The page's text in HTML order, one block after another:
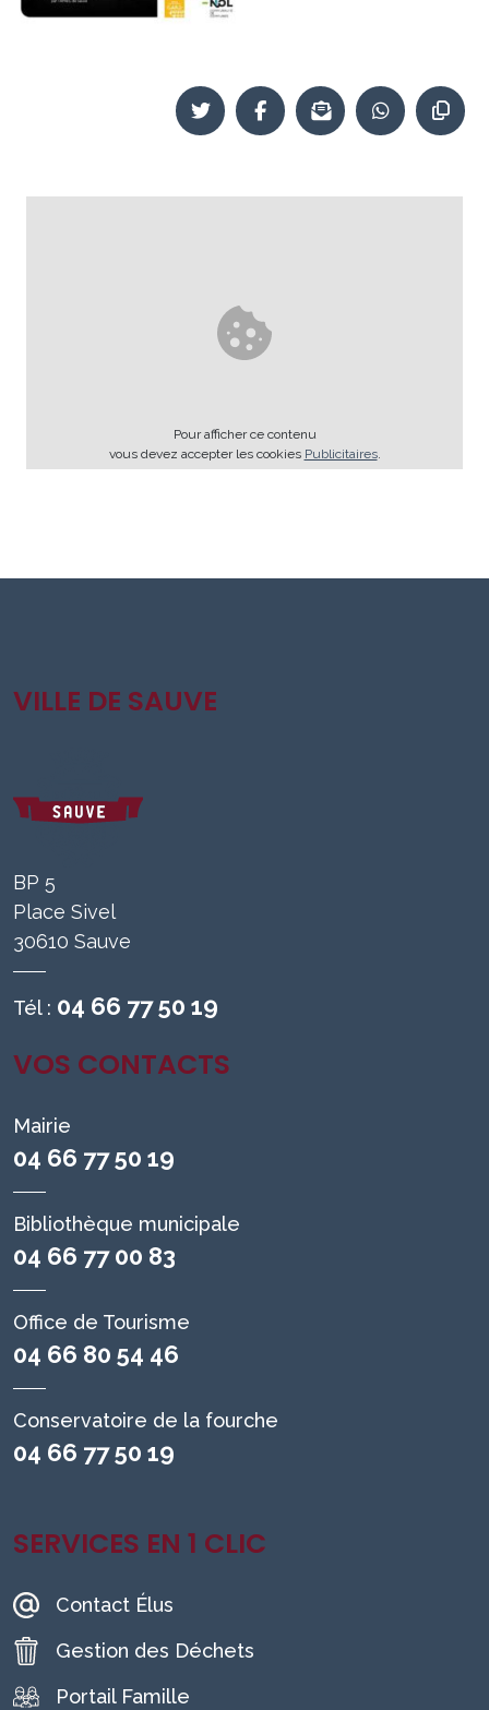
Pour afficher ce contenu
vous devez accepter les cookies Publicitaires.
VILLE DE SAUVE
BP 5
Place Sivel
30610 Sauve
Tél : 04 66 77 50 19
VOS CONTACTS
Mairie
04 66 77 50 19
Bibliothèque municipale
04 66 77 00 83
Office de Tourisme
04 66 80 54 46
Conservatoire de la fourche
04 66 77 50 19
SERVICES EN 1 CLIC
Contact Élus
Gestion des Déchets
Portail Famille